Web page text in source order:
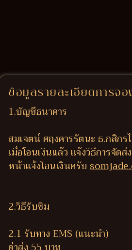
ข้อมูลรายละเอียดการจอ
1.บัญชีธนาคาร
สมเจตน์ ศฤงคารรัตนะ ธ.กสิก
เมื่อโอนเงินแล้ว แจ้งวิธีการจัด
หน้าแจ้งโอนเงินครับ
2.วิธีรับซิม
2.1 รับทาง EMS (แนะนำ)